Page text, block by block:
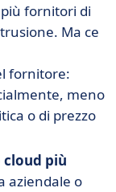
fornitori di
Ma ce
fornitore:
meno
o di prezzo
più
aziendale o